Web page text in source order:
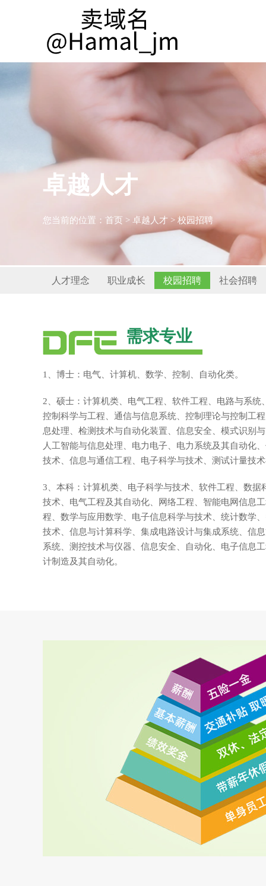
卓越人才
您当前的位置： 首页 > 卓越人才 > 校园招聘
人才理念 职业成长 校园招聘 社会招聘
需求专业
1、博士：电气、计算机、数学、控制、自动化类。
2、硕士：计算机类、电气工程、软件工程、电路与系统
控制科学与工程、通信与信息系统、控制理论与控制工
息处理、检测技术与自动化装置、信息安全、模式识别
人工智能与信息处理、电力电子、电力系统及其自动化
技术、信息与通信工程、电子科学与技术、测试计量技
3、本科：计算机类、电子科学与技术、软件工程、数据
技术、电气工程及其自动化、网络工程、智能电网信息
程、数学与应用数学、电子信息科学与技术、统计数学
技术、信息与计算科学、集成电路设计与集成系统、信
系统、测控技术与仪器、信息安全、自动化、电子信息
计制造及其自动化。